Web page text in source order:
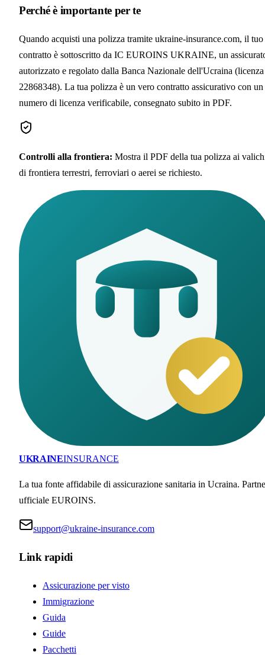
Perché è importante per te
Quando acquisti una polizza tramite ukraine-insurance.com, il tuo
contratto è sottoscritto da IC EUROINS UKRAINE, un
autorizzato e regolato dalla Banca Nazionale dell'Ucraina (licenza
22868348). La tua polizza è un vero contratto assicurativo con un
numero di licenza verificabile, consegnato subito in PDF.
Controlli alla frontiera: Mostra il PDF della tua polizza ai
di frontiera terrestri, ferroviari o aerei se richiesto.
UKRAINEINSURANCE
La tua fonte affidabile di assicurazione sanitaria in Ucraina.
ufficiale EUROINS.
support@ukraine-insurance.com
Link rapidi
Assicurazione per visto
Immigrazione
Guida
Guide
Pacchetti